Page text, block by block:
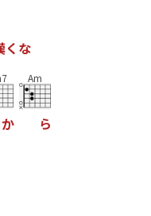
く な
か
Am
ら